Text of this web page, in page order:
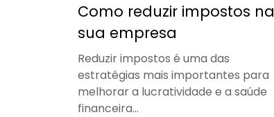
Como reduzir impostos na
sua empresa
Reduzir impostos é uma das
estratégias mais importantes para
melhorar a lucratividade e a saúde
financeira...